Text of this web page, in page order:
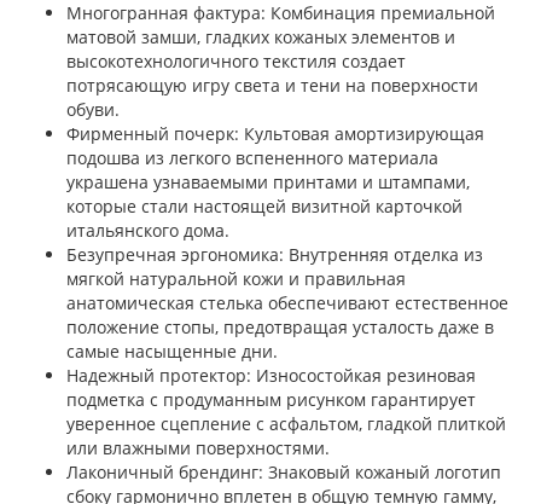
Многогранная фактура: Комбинация премиальной
матовой замши, гладких кожаных элементов и
высокотехнологичного текстиля создает
потрясающую игру света и тени на поверхности
обуви.
Фирменный почерк: Культовая амортизирующая
подошва из легкого вспененного материала
украшена узнаваемыми принтами и штампами,
которые стали настоящей визитной карточкой
итальянского дома.
Безупречная эргономика: Внутренняя отделка из
мягкой натуральной кожи и правильная
анатомическая стелька обеспечивают естественное
положение стопы, предотвращая усталость даже в
самые насыщенные дни.
Надежный протектор: Износостойкая резиновая
подметка с продуманным рисунком гарантирует
уверенное сцепление с асфальтом, гладкой плиткой
или влажными поверхностями.
Лаконичный брендинг: Знаковый кожаный логотип
сбоку гармонично вплетен в общую темную гамму,